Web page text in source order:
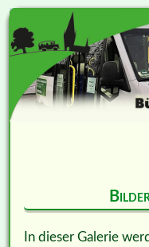
In dieser Galerie